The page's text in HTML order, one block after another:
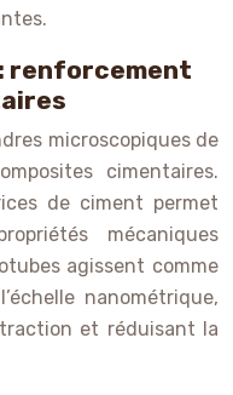
renforcement
microscopiques de
cimentaires.
de ciment permet
mécaniques
agissent comme
nanométrique,
et réduisant la